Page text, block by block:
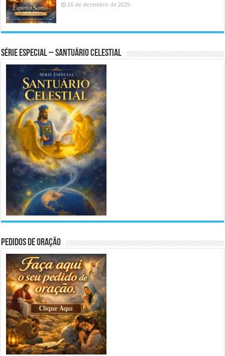
26 de dezembro de 2025
Série Especial – Santuário Celestial
Pedidos de Oração